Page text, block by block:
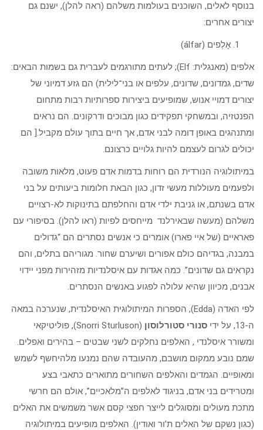
בנוסף לאלים, השוכנים בעולמות משלהם (ראה להלן), ישנם גם
יצורים אחרים:
אָלְפים (álfar)
אלפים (מאנגלית: Elf); לעתים מתורגמים לעברית גם בשמות הבאים:
שדים, גמדונים, שדונים, עלפים או בני־לילית) הם גזע דמיוני של
יצורים דמויי אנוש, שמופיעים ביצירות ספרותיות רבות מתחום
הפנטזיה, ובמשחקי תפקידים כגון מבוכים ודרקונים. הם נראים
ומתנהגים באופן דומה לבני אדם, אך חיים בתוך עולם מקביל.[ הם
יכולים לגרום לעצמם להיות גלויים כרצונם.
במיתולוגיה הנורדית הם רוחות בדמות אדם פעוט, מלאות משובה
ולפעמים מעוללות מעשי זדון, כגון הבאת חלומות ביעותים על בני
אדם בשנתם, או גניבת ילדי אדם והחלפתם בתינוקות לא-רצויים
משלהם (מעשה שבאירלנד מייחסים לפיות (ראו להלן). בסיפורי עם
פאראיים (של איי פארו) אומרים כי אנשים נסתרים הם “גדולים
במבנה, בגדיהם כולם אפורים ושיערם שחור. מגוריהם בתלים, והם
נקראים גם שדונים”. כמה אגדות עם איסלנדיות מזהירות מפני יידוי
אבנים, מכיוון שהיא עלולה לפגוע באנשים הנסתרים.
לפי האדה (Edda), הספרות המיתולוגית האיסלנדית, שנערכה במאה
ה-13, על ידי
סנורי סטורלוסון
(Snorri Sturluson), פוליטיקאי
ומשורר איסלנדי , האלפים נחלקים לשני שבטים – בהירים ואפלים.
שמם נובע ממקום מושבם, מהעובדה שהם נמנעו מלהיחשף לשמש
ומאופיים. הגמדים והאלפים השחורים מתוארים כתאבי בצע
ומטרידים בני אדם, בניגוד לאלפים ה”מלאכיים”, אולם הם חרשי
מתכת מעולים ומסוגלים לייצר חפצי קסם אשר משמשים את האלים
(כגון נשקם של האלים ת’ור ואודין). האלפים מופיעים במיתולוגיה